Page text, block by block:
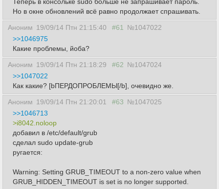
Но в окне обновлений всё равно продолжает спрашивать.
Аноним 19/09/14 Птн 21:15:40 #61
№1047022
>>1046975
Какие проблемы, йоба?
Аноним 19/09/14 Птн 21:18:29 #62 №1047024
>>1047022
Как какие? [bПЕРДОПРОБЛЕМЫ[/b], очевидно же.
Аноним 19/09/14 Птн 21:20:01 #63 №1047025
>>1046713
>i8042.noloop
добавил в /etc/default/grub
сделал sudo update-grub
ругается:
Warning: Setting GRUB_TIMEOUT to a non-zero value when
GRUB_HIDDEN_TIMEOUT is set is no longer supported.